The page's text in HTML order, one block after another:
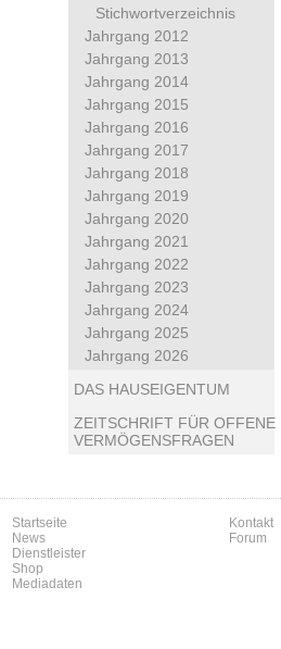
Stichwortverzeichnis
Jahrgang 2012
Jahrgang 2013
Jahrgang 2014
Jahrgang 2015
Jahrgang 2016
Jahrgang 2017
Jahrgang 2018
Jahrgang 2019
Jahrgang 2020
Jahrgang 2021
Jahrgang 2022
Jahrgang 2023
Jahrgang 2024
Jahrgang 2025
Jahrgang 2026
DAS HAUSEIGENTUM
ZEITSCHRIFT FÜR OFFENE
VERMÖGENSFRAGEN
Startseite
News
Dienstleister
Shop
Mediadaten
Kontakt
Forum